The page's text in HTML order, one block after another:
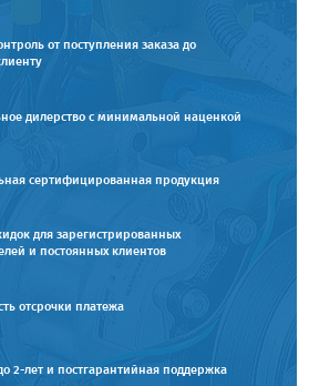
от поступления заказа до
дилерство с минимальной наценкой
сертифицированная продукция
для зарегистрированных
и постоянных клиентов
отсрочки платежа
2-лет и постгарантийная поддержка